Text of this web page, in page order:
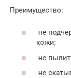
Преимущество:
не
кожи;
не
не